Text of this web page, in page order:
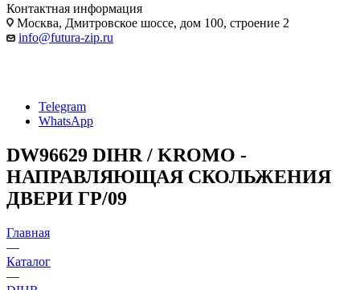
Контактная информация
Москва, Дмитровское шоссе, дом 100, строение 2
info@futura-zip.ru
Telegram
WhatsApp
DW96629 DIHR / KROMO -
НАПРАВЛЯЮЩАЯ СКОЛЬЖЕНИЯ
ДВЕРИ ГР/09
Главная
—
Каталог
—